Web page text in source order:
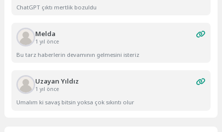
ChatGPT çıktı mertlik bozuldu
Melda
1 yıl önce
Bu tarz haberlerin devamının gelmesini isteriz
Uzayan Yıldız
1 yıl önce
Umalım ki savaş bitsin yoksa çok sıkıntı olur